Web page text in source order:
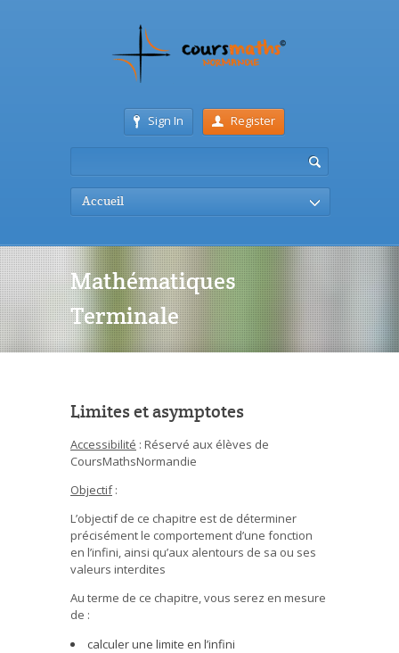
Sign In Register
Accueil
Mathématiques
Terminale
Limites et asymptotes
Accessibilité : Réservé aux élèves de
CoursMathsNormandie
Objectif:
L’objectif de ce chapitre est de déterminer
précisément le comportement d’une fonction
en l’infini, ainsi qu’aux alentours de sa ou ses
valeurs interdites
Au terme de ce chapitre, vous serez en mesure
de :
calculer une limite en l’infini